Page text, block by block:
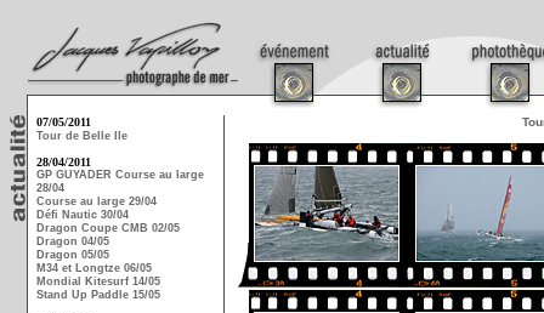
07/05/2011
Tour de Belle Ile
28/04/2011
GP GUYADER Course au large
28/04
Course au large 29/04
Défi Nautic 30/04
Dragon Coupe CMB 02/05
Dragon 04/05
Dragon 05/05
M34 et Longtze 06/05
Mondial Kitesurf 14/05
Stand Up Paddle 15/05